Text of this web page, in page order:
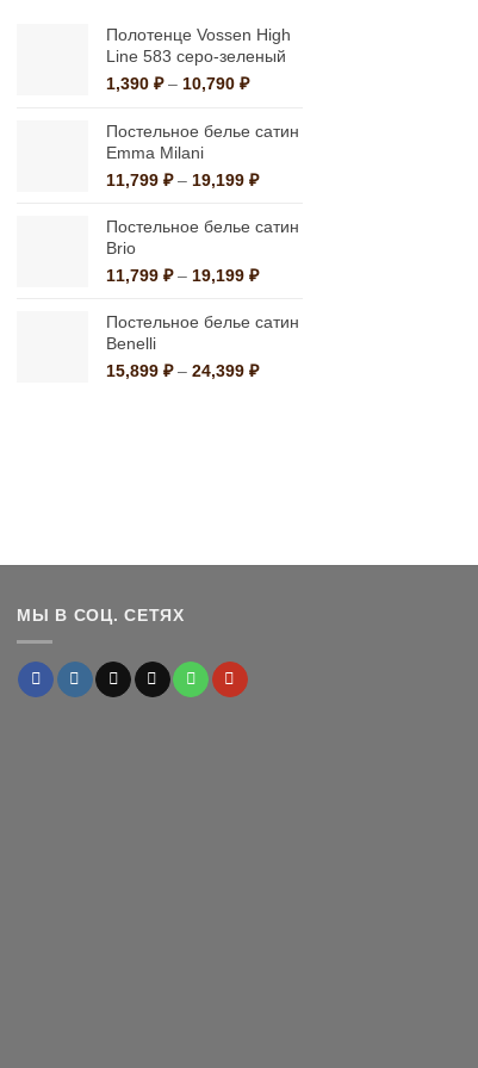
можно
выбрать
на
странице
товара.
Полотенце Vossen High
Line 583 серо-зеленый
1,390 ₽ – 10,790 ₽Диапазон
1,390 ₽
10,790 ₽
Постельное белье сатин
Emma Milani
11,799 ₽ – 19,199 ₽Диапазон
11,799 ₽
19,199 ₽
Постельное белье сатин
Brio
11,799 ₽ – 19,199 ₽Диапазон
11,799 ₽
19,199 ₽
Постельное белье сатин
Benelli
15,899 ₽ – 24,399 ₽Диапазон
МЫ В СОЦ. СЕТЯХ